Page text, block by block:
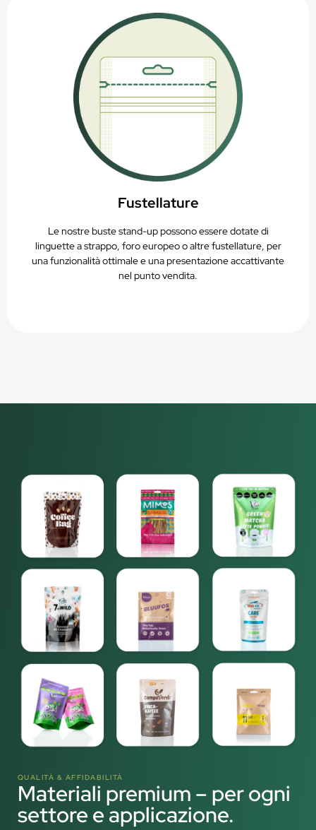
Fustellature
Le nostre buste stand-up possono essere dotate di
linguette a strappo, foro europeo o altre fustellature, per
una funzionalità ottimale e una presentazione accattivante
nel punto vendita.
QUALITÀ & AFFIDABILITÀ
Materiali premium – per ogni
settore e applicazione.